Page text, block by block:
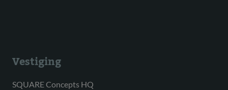
Vestiging
SQUARE Concepts HQ